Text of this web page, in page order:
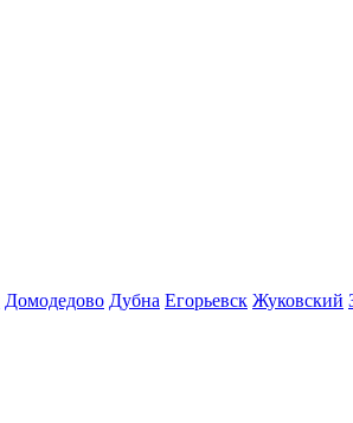
Домодедово Дубна Егорьевск Жуковский